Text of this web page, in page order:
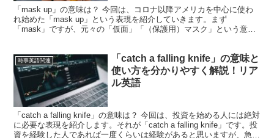
「mask up」の意味は？ 今回は、コロナ以降アメリカを中心に使わ
れ始めた「mask up」という表現を紹介していきます。まず
「mask」ですが、元々の「仮面」「（保護用）マスク」という意味
時事英語関連
「catch a falling knife」の意味と
使い方を分かりやすく解説！リア
ル英語
「catch a falling knife」の意味は？ 今回は、投資を始める人には絶対
に必要な表現を紹介します。それが「catch a falling knife」です。投
資を経験した人であれば一度くらいは経験があると思いますが、急激